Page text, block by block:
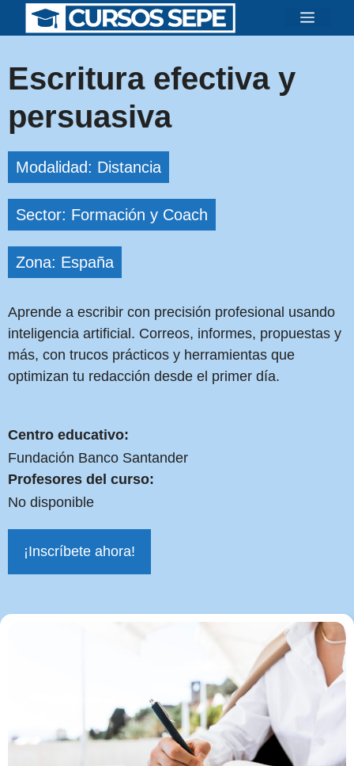
Saltar
Menú
Escritura efectiva y
persuasiva
Modalidad: Distancia
Sector: Formación y Coach
Zona: España
Aprende a escribir con precisión profesional usando
inteligencia artificial. Correos, informes, propuestas y
más, con trucos prácticos y herramientas que
optimizan tu redacción desde el primer día.
Centro educativo:
Fundación Banco Santander
Profesores del curso:
No disponible
¡Inscríbete ahora!